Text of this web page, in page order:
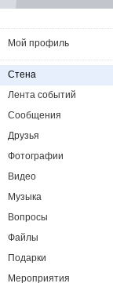
Мой профиль
Стена
Лента событий
Сообщения
Друзья
Фотографии
Видео
Музыка
Вопросы
Файлы
Подарки
Мероприятия